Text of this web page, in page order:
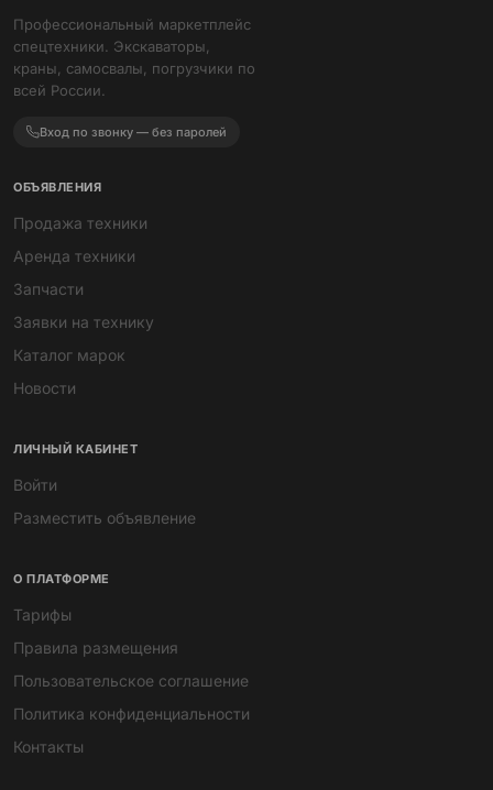
Профессиональный маркетплейс
спецтехники. Экскаваторы,
краны, самосвалы, погрузчики по
всей России.
Вход по звонку — без паролей
ОБЪЯВЛЕНИЯ
Продажа техники
Аренда техники
Запчасти
Заявки на технику
Каталог марок
Новости
ЛИЧНЫЙ КАБИНЕТ
Войти
Разместить объявление
О ПЛАТФОРМЕ
Тарифы
Правила размещения
Пользовательское соглашение
Политика конфиденциальности
Контакты